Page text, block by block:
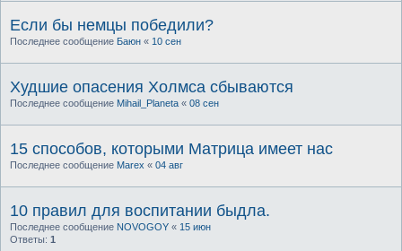
Если бы немцы победили?
Последнее сообщение Баюн « 10 сен
Худшие опасения Холмса сбываются
Последнее сообщение Mihail_Planeta « 08 сен
15 способов, которыми Матрица имеет нас
Последнее сообщение Marex « 04 авг
10 правил для воспитании быдла.
Последнее сообщение NOVOGOY « 15 июн
Ответы: 1